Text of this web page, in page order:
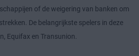
of de weigering van banken om
De belangrijkste spelers in deze
Equifax en Transunion.